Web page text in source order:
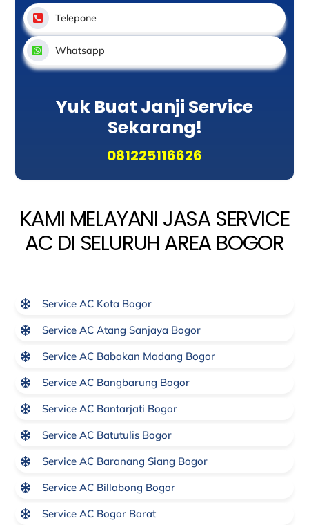
Telepone
Whatsapp
Yuk Buat Janji Service
Sekarang!
081225116626
KAMI MELAYANI JASA SERVICE
AC DI SELURUH AREA BOGOR
Service AC Kota Bogor
Service AC Atang Sanjaya Bogor
Service AC Babakan Madang Bogor
Service AC Bangbarung Bogor
Service AC Bantarjati Bogor
Service AC Batutulis Bogor
Service AC Baranang Siang Bogor
Service AC Billabong Bogor
Service AC Bogor Barat